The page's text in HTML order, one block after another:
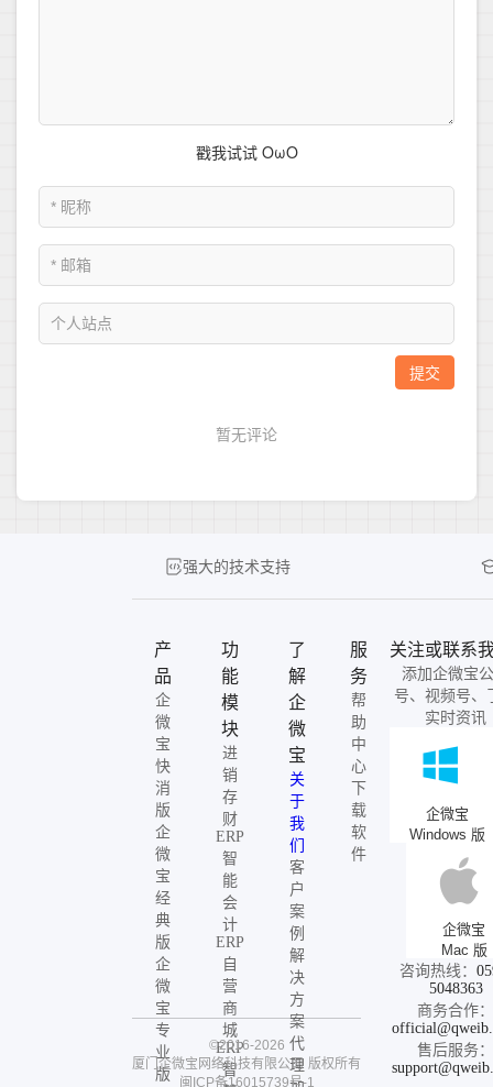
强大的技术支持
产
品
企
微
宝
快
消
版
企
微
宝
经
典
版
企
微
宝
专
业
版
功
能
模
块
进
销
存
财
ERP
智
能
会
计
ERP
自
营
商
城
ERP
智
了
解
企
微
宝
关
于
我
们
客
户
案
例
解
决
方
案
代
理
服
务
帮
助
中
心
下
载
软
件
关注或联系
添加企微宝
号、视频号、
实时资讯
企微宝
Windows 版
企微宝
Mac 版
咨询热线：
5048363
商务合作：
售后服务：
©2016-2026
厦门企微宝网络科技有限公司 版权所有
闽ICP备16015739号-1